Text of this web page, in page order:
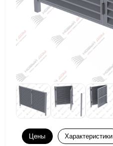
Цены Характеристики